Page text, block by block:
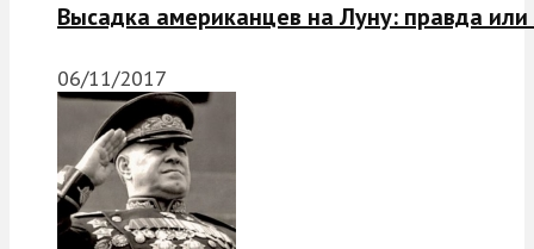
Высадка американцев на Луну: правда
06/11/2017